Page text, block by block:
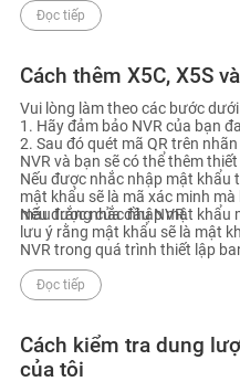
Đọc tiếp
Cách thêm X5C, X5S
Vui lòng làm theo các bước
1. Hãy đảm bảo NVR của bạn
2. Sau đó quét mã QR trên
NVR và bạn sẽ có thể thêm
Nếu được nhắc nhập mật khẩu
mật khẩu sẽ là mã xác minh
màu trắng của đầu NVR.
Nếu được nhắc nhập mật khẩu
lưu ý rằng mật khẩu sẽ là mật
NVR trong quá trình thiết lập
thiết lập bằng cách thêm trực
bạn có thể tìm thấy trên nhãn
có (nếu camera của bạn được
Đọc tiếp
Cách kiểm tra dung
của tôi